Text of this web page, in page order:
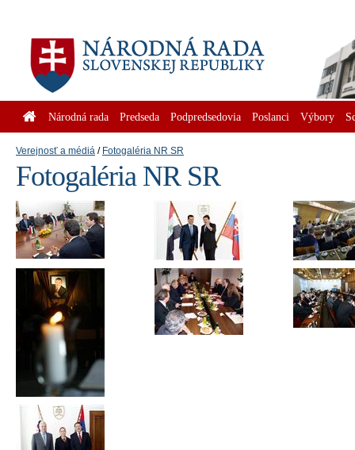
Národná rada Predseda Podpredsedovia Poslanci Výbory
Verejnosť a médiá Fotogaléria NR SR
Fotogaléria NR SR